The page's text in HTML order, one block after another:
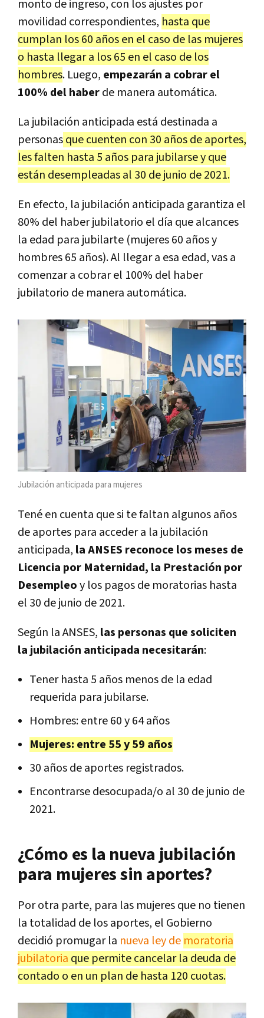
monto de ingreso, con los ajustes por
movilidad correspondientes, hasta que
cumplan los 60 años en el caso de las mujeres
o hasta llegar a los 65 en el caso de los
hombres. Luego, empezarán a cobrar el
100% del haberde manera automática.
La jubilación anticipada está destinada a
personasque cuenten con 30 años de aportes,
les falten hasta 5 años para jubilarse y que
están desempleadas al 30 de junio de 2021.
En efecto, la jubilación anticipada garantiza el
80% del haber jubilatorio el día que alcances
la edad para jubilarte (mujeres 60 años y
hombres 65 años). Al llegar a esa edad, vas a
comenzar a cobrar el 100% del haber
jubilatorio de manera automática.
Jubilación anticipada para mujeres
Tené en cuenta que si te faltan algunos años
de aportes para acceder a la jubilación
anticipada, la ANSES reconoce los meses de
Licencia por Maternidad, la Prestación por
Desempleoy los pagos de moratorias hasta
el 30 de junio de 2021.
Según la ANSES, las personas que soliciten
la jubilación anticipada necesitarán:
Tener hasta 5 años menos de la edad
requerida para jubilarse.
Hombres: entre 60 y 64 años
Mujeres: entre 55 y 59 años
30 años de aportes registrados.
Encontrarse desocupada/o al 30 de junio de
2021.
¿Cómo es la nueva jubilación
para mujeres sin aportes?
Por otra parte, para las mujeres que no tienen
la totalidad de los aportes, el Gobierno
decidió promugar la nueva ley de moratoria
jubilatoria que permite cancelar la deuda de
contado o en un plan de hasta 120 cuotas.